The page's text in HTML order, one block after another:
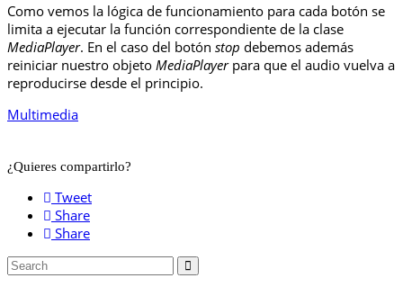
Como vemos la lógica de funcionamiento para cada botón se
limita a ejecutar la función correspondiente de la clase
MediaPlayer. En el caso del botón stop debemos además
reiniciar nuestro objeto MediaPlayerpara que el audio vuelva a
reproducirse desde el principio.
Multimedia
¿Quieres compartirlo?
Tweet
Share
Share